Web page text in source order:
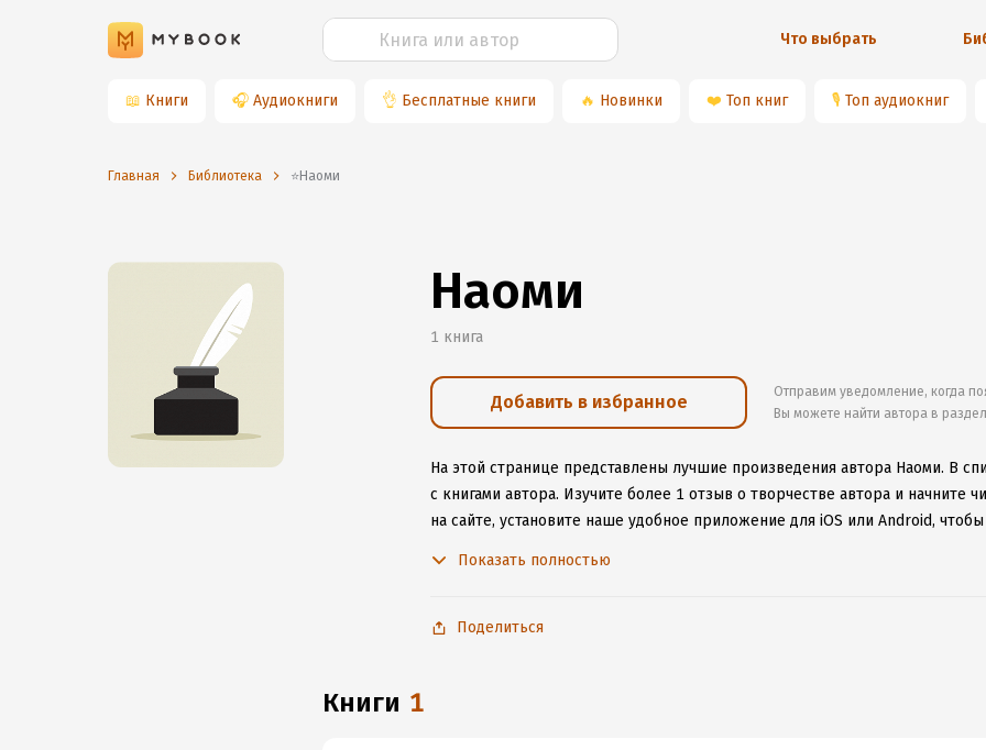
Что выбрать
📖 Книги 🎧 Аудиокниги 👌 Бесплатные книги 🔥 Новинки ❤️ Топ книг 🎙 Топ аудиокниг
Главная Библиотека ⭐️Наоми
Наоми
1 книга
Добавить в избранное
Отправим уведомление, когда
Вы можете найти автора в
На этой странице представлены лучшие произведения автора Наоми. В
с книгами автора. Изучите более 1 отзыв о творчестве автора и начните
на сайте, установите наше удобное приложение для iOS или Android,
Показать полностью
Поделиться
книги 1